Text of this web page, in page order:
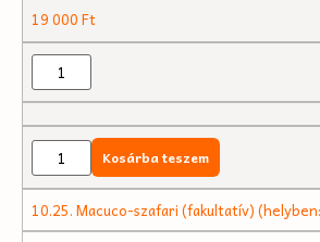
19 000Ft
Kosárba teszem
10.25. Macuco-szafari (fakultatív)